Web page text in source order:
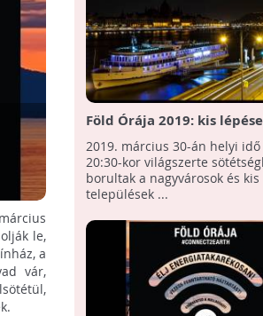
le,
a
vár,
Föld Órája 2019: kis
nagyobb cél felé
2019. március 30-án helyi
20:30-kor világszerte
borultak a nagyvárosok és kis
települések ...